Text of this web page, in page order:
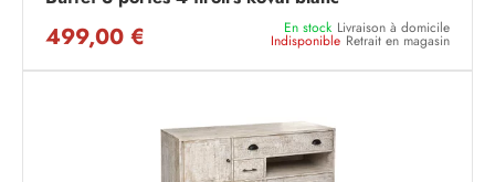
499,00 € En stock Livraison à domicile
Indisponible Retrait en magasin